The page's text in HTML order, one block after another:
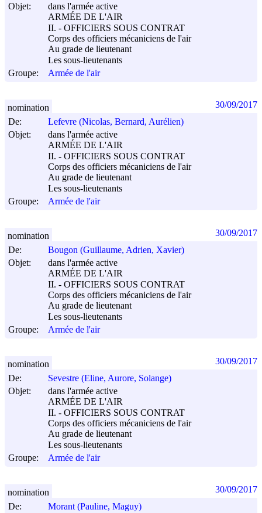
Objet:
dans l'armée active
ARMÉE DE L'AIR
II. - OFFICIERS SOUS CONTRAT
Corps des officiers mécaniciens de l'air
Au grade de lieutenant
Les sous-lieutenants
Groupe:
Armée de l'air
De:
Lefevre (Nicolas, Bernard, Aurélien)
Objet:
dans l'armée active
ARMÉE DE L'AIR
II. - OFFICIERS SOUS CONTRAT
Corps des officiers mécaniciens de l'air
Au grade de lieutenant
Les sous-lieutenants
Groupe:
Armée de l'air
nomination 30/09/2017
De:
Bougon (Guillaume, Adrien, Xavier)
Objet:
dans l'armée active
ARMÉE DE L'AIR
II. - OFFICIERS SOUS CONTRAT
Corps des officiers mécaniciens de l'air
Au grade de lieutenant
Les sous-lieutenants
Groupe:
Armée de l'air
nomination 30/09/2017
De:
Sevestre (Eline, Aurore, Solange)
Objet:
dans l'armée active
ARMÉE DE L'AIR
II. - OFFICIERS SOUS CONTRAT
Corps des officiers mécaniciens de l'air
Au grade de lieutenant
Les sous-lieutenants
Groupe:
Armée de l'air
nomination 30/09/2017
De:
Morant (Pauline, Maguy)
nomination 30/09/2017